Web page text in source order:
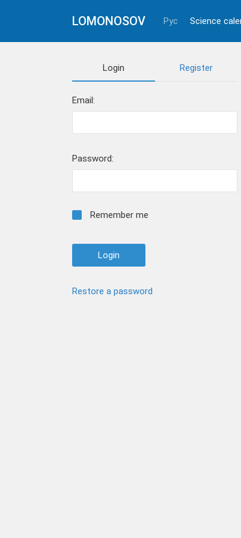
LOMONOSOV Рус Science
Login Register
Email:
Password:
Remember me
Restore a password